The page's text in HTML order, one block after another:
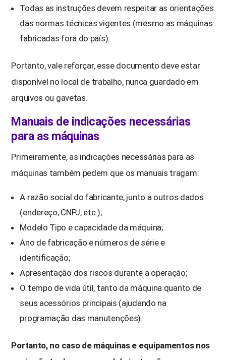
Todas as instruções devem respeitar as orientações
das normas técnicas vigentes (mesmo as máquinas
fabricadas fora do país).
Portanto, vale reforçar, esse documento deve estar
disponível no local de trabalho, nunca guardado em
arquivos ou gavetas.
Manuais de indicações necessárias
para as máquinas
Primeiramente, as indicações necessárias para as
máquinas também pedem que os manuais tragam:
A razão social do fabricante, junto a outros dados
(endereço, CNPJ, etc.);
Modelo Tipo e capacidade da máquina;
Ano de fabricação e números de série e
identificação;
Apresentação dos riscos durante a operação;
O tempo de vida útil, tanto da máquina quanto de
seus acessórios principais (ajudando na
programação das manutenções).
Portanto, no caso de máquinas e equipamentos nos